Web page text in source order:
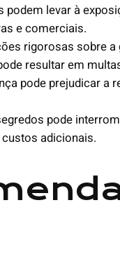
podem levar à
e comerciais.
rigorosas sobre a
resultar em
pode prejudicar a
pode
adicionais.